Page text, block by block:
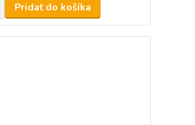
Pridať do košíka